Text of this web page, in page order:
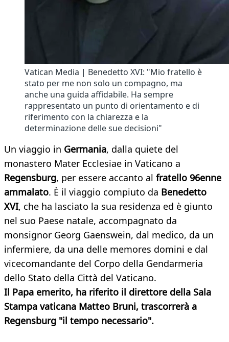
Vatican Media | Benedetto XVI: "Mio fratello è
stato per me non solo un compagno, ma
anche una guida affidabile. Ha sempre
rappresentato un punto di orientamento e di
riferimento con la chiarezza e la
determinazione delle sue decisioni"
Un viaggio in Germania, dalla quiete del
monastero Mater Ecclesiae in Vaticano a
Regensburg, per essere accanto al fratello 96enne
ammalato. È il viaggio compiuto da Benedetto
XVI, che ha lasciato la sua residenza ed è giunto
nel suo Paese natale, accompagnato da
monsignor Georg Gaenswein, dal medico, da un
infermiere, da una delle memores domini e dal
vicecomandante del Corpo della Gendarmeria
dello Stato della Città del Vaticano.
Il Papa emerito, ha riferito il direttore della Sala
Stampa vaticana Matteo Bruni, trascorrerà a
Regensburg "il tempo necessario".